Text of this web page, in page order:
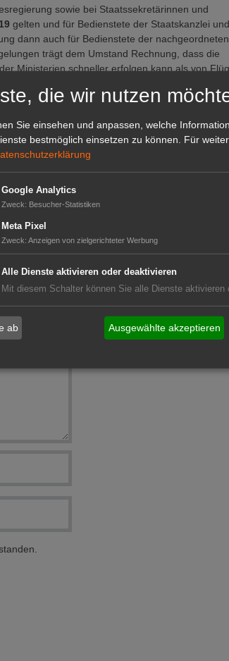
sowie bei Staatssekretärinnen und
gelten und für Bedienstete der Staatskanzlei
dann auch für Bedienstete der nachgeordneten
trägt dem Umstand Rechnung, dass die
Ministerien schneller erfolgen kann als von
der zahlreichen nachgeordneten Dienststellen.
weiter ab
führen
die wir nutzen
Sie einsehen und anpassen, welche
bestmöglich einsetzen zu können.
Für
Google Analytics
Zweck: Besucher-Statistiken
Meta Pixel
Zweck: Anzeigen von zielgerichteter Werbung
Alle Dienste aktivieren oder deaktivieren
Mit diesem Schalter können Sie alle Dienste aktivieren
ab Ausgewählte akzeptieren